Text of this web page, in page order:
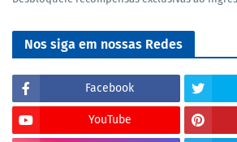
Nos siga em nossas Redes
Facebook
YouTube